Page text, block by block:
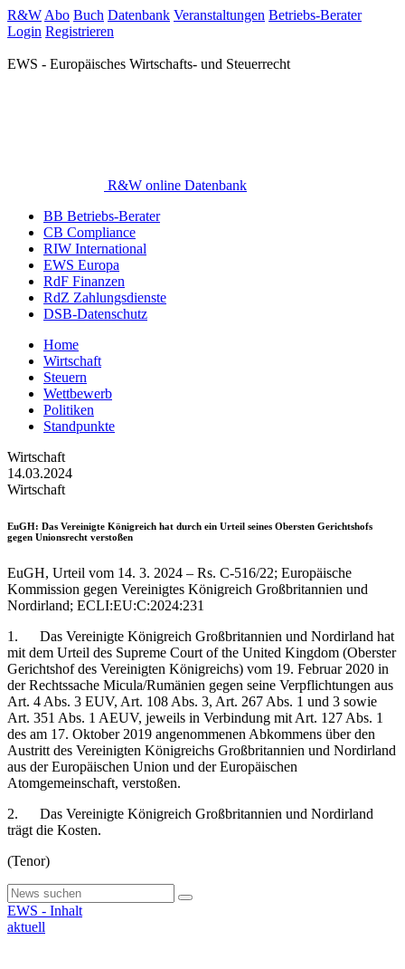
R&W Abo Buch Datenbank Veranstaltungen Betriebs-Berater
Login Registrieren
EWS - Europäisches Wirtschafts- und Steuerrecht
R&W online Datenbank
BB Betriebs-Berater
CB Compliance
RIW International
EWS Europa
RdF Finanzen
RdZ Zahlungsdienste
DSB-Datenschutz
Home
Wirtschaft
Steuern
Wettbewerb
Politiken
Standpunkte
Wirtschaft
14.03.2024
Wirtschaft
EuGH: Das Vereinigte Königreich hat durch ein Urteil seines Obersten Gerichtshofs
gegen Unionsrecht verstoßen
EuGH, Urteil vom 14. 3. 2024 – Rs. C-516/22; Europäische
Kommission gegen Vereinigtes Königreich Großbritannien und
Nordirland; ECLI:EU:C:2024:231
1. Das Vereinigte Königreich Großbritannien und Nordirland hat
mit dem Urteil des Supreme Court of the United Kingdom (Oberster
Gerichtshof des Vereinigten Königreichs) vom 19. Februar 2020 in
der Rechtssache Micula/Rumänien gegen seine Verpflichtungen aus
Art. 4 Abs. 3 EUV, Art. 108 Abs. 3, Art. 267 Abs. 1 und 3 sowie
Art. 351 Abs. 1 AEUV, jeweils in Verbindung mit Art. 127 Abs. 1
des am 17. Oktober 2019 angenommenen Abkommens über den
Austritt des Vereinigten Königreichs Großbritannien und Nordirland
aus der Europäischen Union und der Europäischen
Atomgemeinschaft, verstoßen.
2. Das Vereinigte Königreich Großbritannien und Nordirland
trägt die Kosten.
(Tenor)
EWS - Inhalt
aktuell